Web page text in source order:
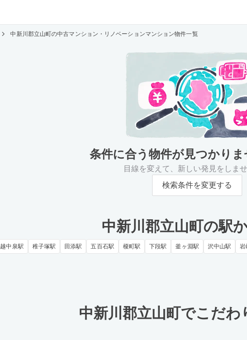
中新川郡立山町の中古マンション・リノベーションマンション物件一覧
条件に合う物件が見つかり
目線を変えて、新しい発見をしま
検索条件を変更する
中新川郡立山町の駅
越中泉駅 稚子塚駅 田添駅 五百石駅 榎町駅 下段駅 釜ヶ淵駅 沢中山駅 岩
中新川郡立山町でこだわ